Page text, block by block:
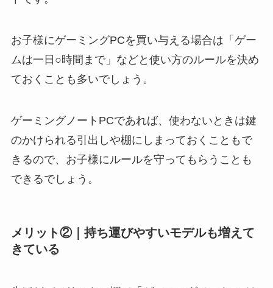
お子様にゲーミングPCを買い与える場合は「ゲー
ムは一日○時間まで」などと使い方のルールを決め
ておくことも多いでしょう。
ゲーミングノートPCであれば、使わないときは鍵
のかけられる引出しや棚にしまっておくこともで
きるので、お子様にルールを守ってもらうことも
できるでしょう。
メリット②｜持ち運びやすいモデルも増えて
きている